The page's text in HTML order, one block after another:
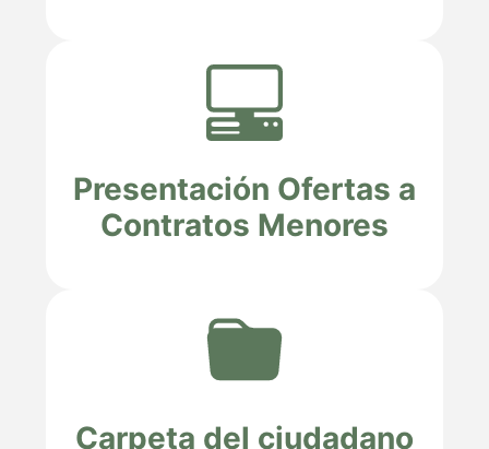
Presentación Ofertas a
Contratos Menores
Carpeta del ciudadano